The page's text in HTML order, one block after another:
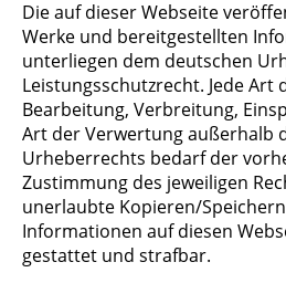
Die auf dieser Webseite
Werke und bereitgestellten
unterliegen dem deutschen
Leistungsschutzrecht. Jede Art
Bearbeitung, Verbreitung,
Art der Verwertung außerhalb
Urheberrechts bedarf der
Zustimmung des jeweiligen
unerlaubte Kopieren/
Informationen auf diesen
gestattet und strafbar.